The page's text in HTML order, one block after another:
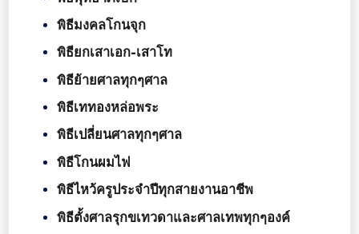
พิธีมงคลโกนจุก
พิธียกเสาเอก-เสาโท
พิธีย้ายศาลทุกๆศาล
พิธีเททองหล่อพระ
พิธีเปลี่ยนศาลทุกๆศาล
พิธีโกนผมไฟ
พิธีไหว้ครูประจำปีทุกสายงานอาชีพ
พิธีตั้งศาลรุกขเทวดาและศาลเทพทุกๆองค์